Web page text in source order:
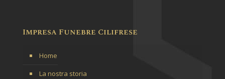
Impresa Funebre Cilifrese
Home
La nostra storia